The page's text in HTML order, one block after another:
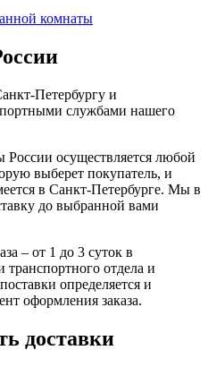
комнаты
Петербургу и
службами нашего
России осуществляется любой
выберет покупатель, и
в Санкт-Петербурге. Мы в
до выбранной вами
– от 1 до 3 суток в
транспортного отдела и
определяется и
оформления заказа.
доставки